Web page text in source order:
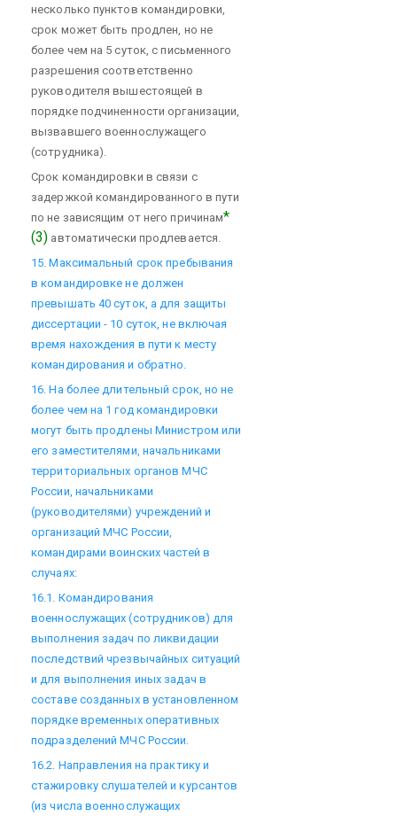
несколько пунктов командировки,
срок может быть продлен, но не
более чем на 5 суток, с письменного
разрешения соответственно
руководителя вышестоящей в
порядке подчиненности организации,
вызвавшего военнослужащего
(сотрудника).
Срок командировки в связи с
задержкой командированного в пути
по не зависящим от него причинам*
(3) автоматически продлевается.
15. Максимальный срок пребывания
в командировке не должен
превышать 40 суток, а для защиты
диссертации - 10 суток, не включая
время нахождения в пути к месту
командирования и обратно.
16. На более длительный срок, но не
более чем на 1 год командировки
могут быть продлены Министром или
его заместителями, начальниками
территориальных органов МЧС
России, начальниками
(руководителями) учреждений и
организаций МЧС России,
командирами воинских частей в
случаях:
16.1. Командирования
военнослужащих (сотрудников) для
выполнения задач по ликвидации
последствий чрезвычайных ситуаций
и для выполнения иных задач в
составе созданных в установленном
порядке временных оперативных
подразделений МЧС России.
16.2. Направления на практику и
стажировку слушателей и курсантов
(из числа военнослужащих